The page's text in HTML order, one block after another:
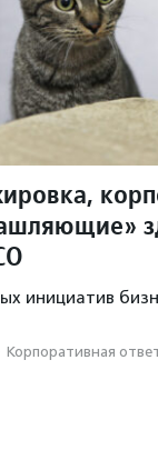
инициатив
Корпоративная